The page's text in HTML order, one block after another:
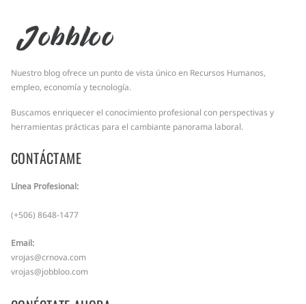
Jobbloo
Nuestro blog ofrece un punto de vista único en Recursos Humanos,
empleo, economía y tecnología.
Buscamos enriquecer el conocimiento profesional con perspectivas y
herramientas prácticas para el cambiante panorama laboral.
CONTÁCTAME
Línea Profesional:
(+506) 8648-1477
Email:
vrojas@crnova.com
vrojas@jobbloo.com